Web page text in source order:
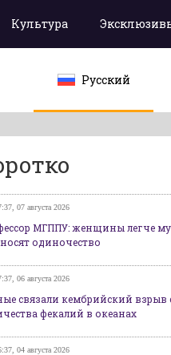
Культура
Русский
07 августа 2026
МГППУ: женщины легче
одиночество
06 августа 2026
связали кембрийский взрыв
фекалий в океанах
04 августа 2026